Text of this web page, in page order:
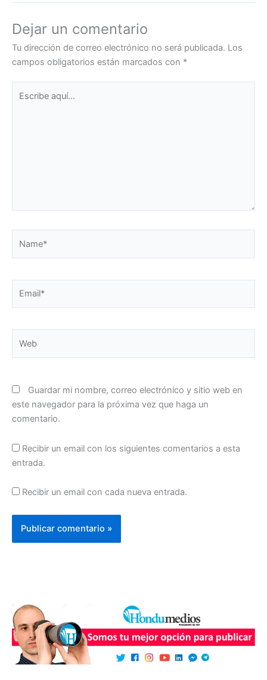
Dejar un comentario
Tu dirección de correo electrónico no será publicada. Los
campos obligatorios están marcados con *
Guardar mi nombre, correo electrónico y sitio web en
este navegador para la próxima vez que haga un
comentario.
Recibir un email con los siguientes comentarios a esta
entrada.
Recibir un email con cada nueva entrada.